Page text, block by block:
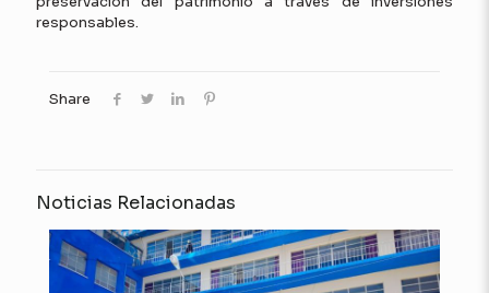
responsables.
Share
Noticias Relacionadas